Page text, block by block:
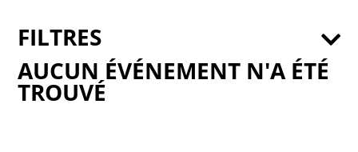
AUCUN ÉVÉNEMENT N'A ÉTÉ
TROUVÉ
FILTRES